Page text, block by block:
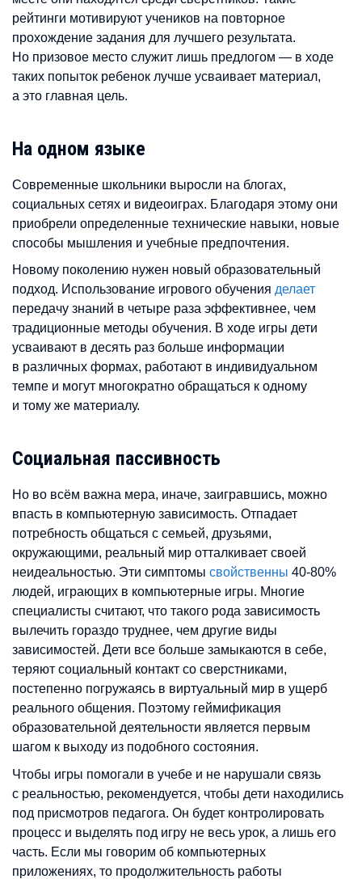
рейтинги мотивируют учеников на повторное
прохождение задания для лучшего результата.
Но призовое место служит лишь предлогом — в ходе
таких попыток ребенок лучше усваивает материал,
а это главная цель.
На одном языке
Современные школьники выросли на блогах,
социальных сетях и видеоиграх. Благодаря этому они
приобрели определенные технические навыки, новые
способы мышления и учебные предпочтения.
Новому поколению нужен новый образовательный
подход. Использование игрового обучения делает
передачу знаний в четыре раза эффективнее, чем
традиционные методы обучения. В ходе игры дети
усваивают в десять раз больше информации
в различных формах, работают в индивидуальном
темпе и могут многократно обращаться к одному
и тому же материалу.
Социальная пассивность
Но во всём важна мера, иначе, заигравшись, можно
впасть в компьютерную зависимость. Отпадает
потребность общаться с семьей, друзьями,
окружающими, реальный мир отталкивает своей
неидеальностью. Эти симптомы свойственны 40-80%
людей, играющих в компьютерные игры. Многие
специалисты считают, что такого рода зависимость
вылечить гораздо труднее, чем другие виды
зависимостей. Дети все больше замыкаются в себе,
теряют социальный контакт со сверстниками,
постепенно погружаясь в виртуальный мир в ущерб
реального общения. Поэтому геймификация
образовательной деятельности является первым
шагом к выходу из подобного состояния.
Чтобы игры помогали в учебе и не нарушали связь
с реальностью, рекомендуется, чтобы дети находились
под присмотров педагога. Он будет контролировать
процесс и выделять под игру не весь урок, а лишь его
часть. Если мы говорим об компьютерных
приложениях, то продолжительность работы